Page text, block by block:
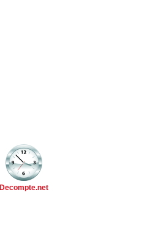
Decompte.net